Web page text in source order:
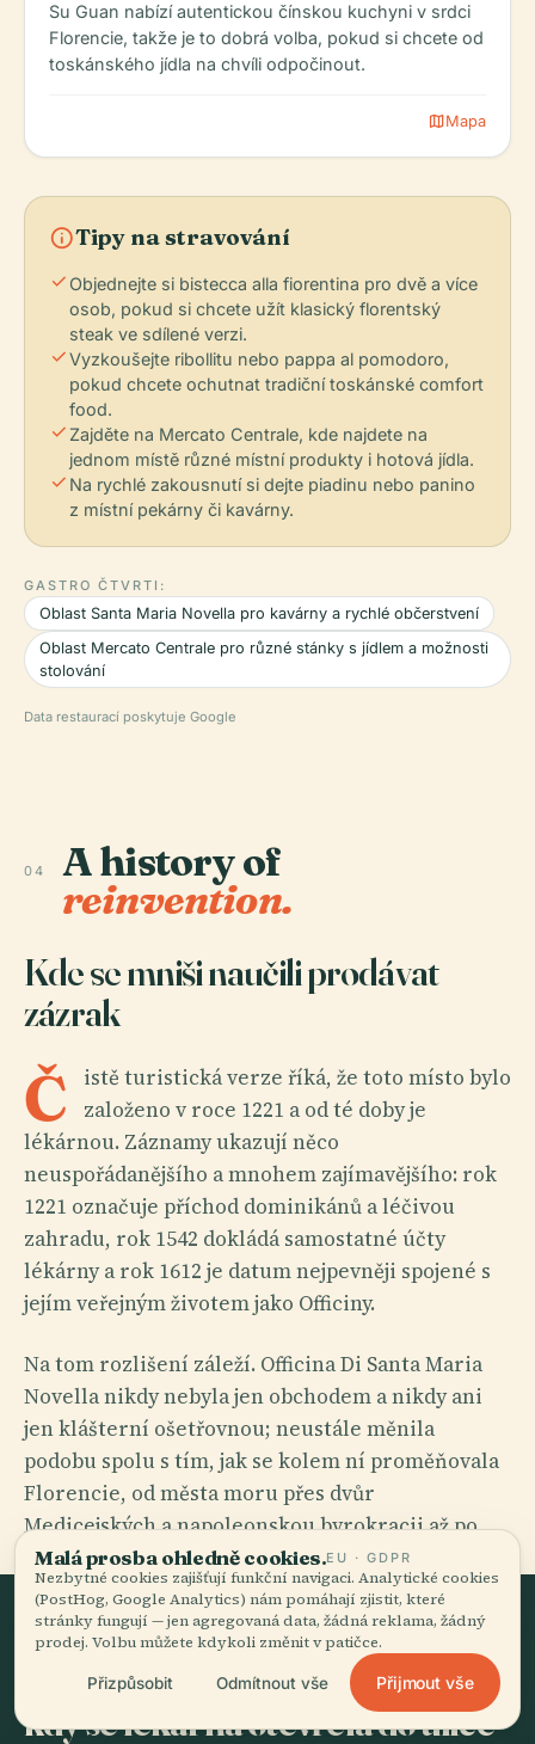
Su Guan nabízí autentickou čínskou kuchyni v srdci
Florencie, takže je to dobrá volba, pokud si chcete od
toskánského jídla na chvíli odpočinout.
mapMapa
infoTipy na stravování
check Objednejte si bistecca alla fiorentina pro dvě a více
osob, pokud si chcete užít klasický florentský
steak ve sdílené verzi.
checkVyzkoušejte ribollitu nebo pappa al pomodoro,
pokud chcete ochutnat tradiční toskánské comfort
food.
check Zajděte na Mercato Centrale, kde najdete na
jednom místě různé místní produkty i hotová jídla.
check Na rychlé zakousnutí si dejte piadinu nebo panino
z místní pekárny či kavárny.
GASTRO ČTVRTI:
Oblast Santa Maria Novella pro kavárny a rychlé občerstvení
Oblast Mercato Centrale pro různé stánky s jídlem a možnosti
stolování
Data restaurací poskytuje Google
04 A history of
reinvention.
Kde se mniši naučili prodávat
zázrak
Č
istě turistická verze říká, že toto místo bylo
založeno v roce 1221 a od té doby je
lékárnou. Záznamy ukazují něco
neuspořádanějšího a mnohem zajímavějšího: rok
1221 označuje příchod dominikánů a léčivou
zahradu, rok 1542 dokládá samostatné účty
lékárny a rok 1612 je datum nejpevněji spojené s
jejím veřejným životem jako Officiny.
Na tom rozlišení záleží. Officina Di Santa Maria
Novella nikdy nebyla jen obchodem a nikdy ani
jen klášterní ošetřovnou; neustále měnila
podobu spolu s tím, jak se kolem ní proměňovala
Florencie, od města moru přes dvůr
Medicejských a napoleonskou byrokracii až po
dnešní podívanou kulturního dědictví.
ZLOMOVÝ BOD
Fra Angiolo Marchissi a chvíle,
kdy se lékárna otevřela do ulice
Malá prosba ohledně cookies.EU · GDPR
Nezbytné cookies zajišťují funkční navigaci. Analytické cookies
(PostHog, Google Analytics) nám pomáhají zjistit, které
stránky fungují — jen agregovaná data, žádná reklama, žádný
prodej. Volbu můžete kdykoli změnit v patičce.
Přizpůsobit Odmítnout vše Přijmout vše